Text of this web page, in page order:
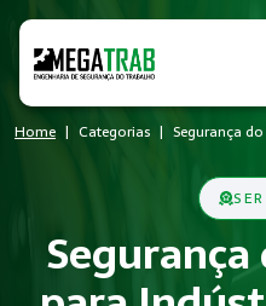
Home Categorias Segurança